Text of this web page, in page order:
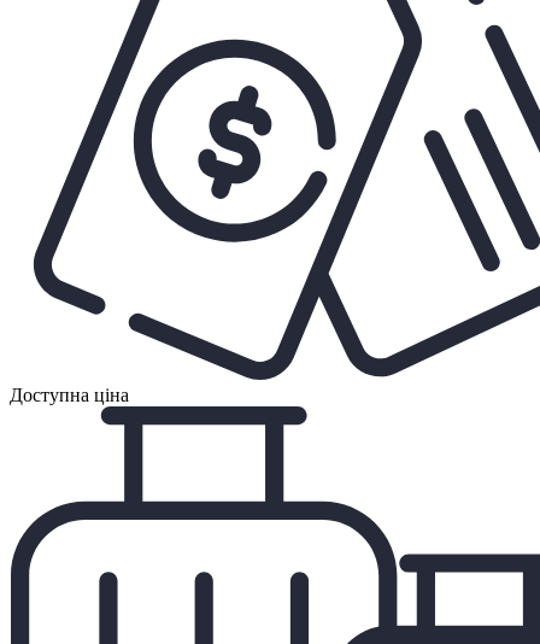
Доступна ціна